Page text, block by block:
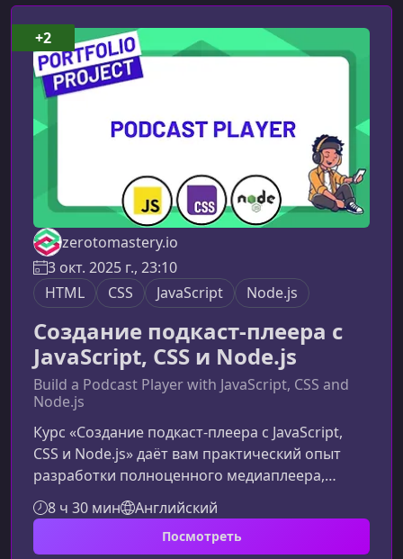
zerotomastery.io
3 окт. 2025 г., 23:10
HTML
CSS JavaScript Node.js
Создание подкаст-плеера с
JavaScript, CSS и Node.js
Build a Podcast Player with JavaScript, CSS and
Node.js
Курс «Создание подкаст-плеера с JavaScript,
CSS и Node.js» даёт вам практический опыт
разработки полноценного медиаплеера,
объединяющего работу фронтенда и бэкенда.
Это отличный способ прокачать стек,
научиться работать с API и создать проект,
8 ч 30 мин Английский
Посмотреть
+2